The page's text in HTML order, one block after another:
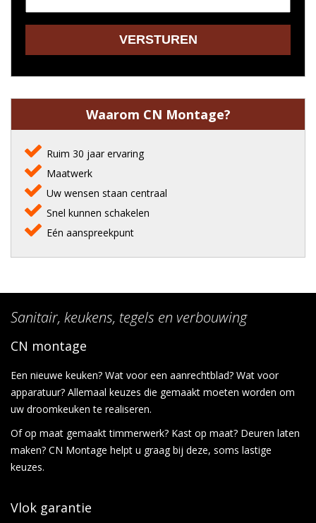
Waarom CN Montage?
Ruim 30 jaar ervaring
Maatwerk
Uw wensen staan centraal
Snel kunnen schakelen
Eén aanspreekpunt
Sanitair, keukens, tegels en verbouwing
CN montage
Een nieuwe keuken? Wat voor een aanrechtblad? Wat voor
apparatuur? Allemaal keuzes die gemaakt moeten worden om
uw droomkeuken te realiseren.
Of op maat gemaakt timmerwerk? Kast op maat? Deuren laten
maken? CN Montage helpt u graag bij deze, soms lastige
keuzes.
Vlok garantie